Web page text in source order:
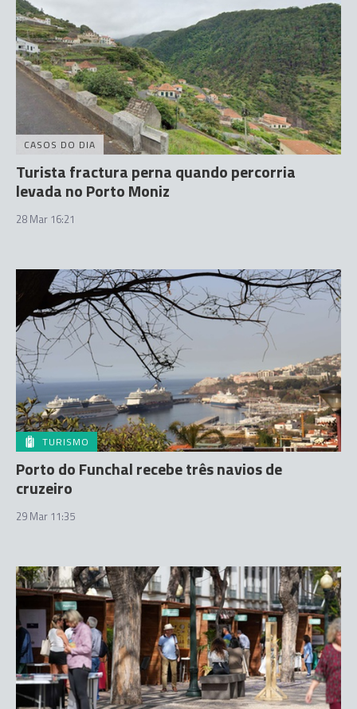
CASOS DO DIA
Turista fractura perna quando percorria
levada no Porto Moniz
28 Mar 16:21
TURISMO
Porto do Funchal recebe três navios de
cruzeiro
29 Mar 11:35